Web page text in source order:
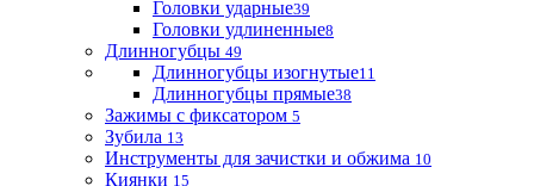
Головки ударные39
Головки удлиненные8
Длинногубцы 49
Длинногубцы изогнутые11
Длинногубцы прямые38
Зажимы с фиксатором 5
Зубила 13
Инструменты для зачистки и обжима 10
Киянки 15